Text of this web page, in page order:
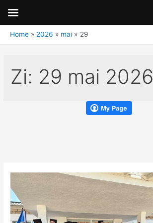
Home 2026 mai 29
Zi: 29 mai 2026